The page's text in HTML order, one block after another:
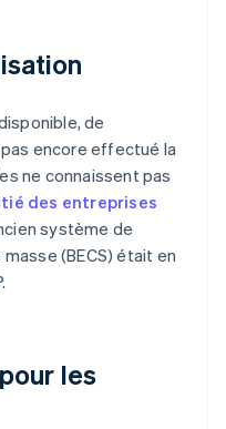
de
encore effectué la
ne connaissent pas
des entreprises
système de
(BECS) était en
les